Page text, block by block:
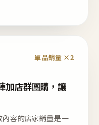
單品銷量 ×2
加店群團購，讓
容的店家銷量是一